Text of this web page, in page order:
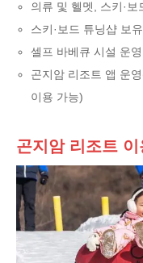
의류 및 헬멧, 스키·
스키·보드 튜닝샵 보유
셀프 바베큐 시설 운영
곤지암 리조트 앱 운
이용 가능)
곤지암 리조트